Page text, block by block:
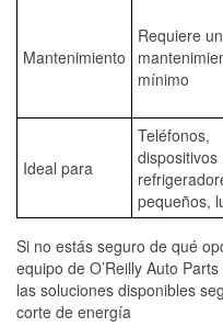
Mantenimiento
Requiere un
mínimo
Ideal para
Teléfonos,
dispositivos
pequeños,
Si no estás seguro de qué
equipo de O’Reilly Auto
las soluciones disponibles
corte de energía